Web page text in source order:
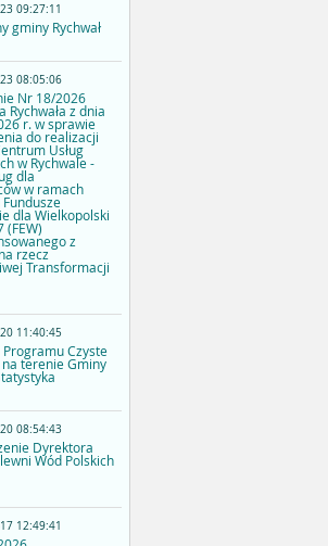
09:27:11
gminy Rychwał
08:05:06
Nr 18/2026
Rychwała z dnia
r. w sprawie
do realizacji
Usług
w Rychwale -
dla
w ramach
dla Wielkopolski
(FEW)
z
rzecz
Transformacji
11:40:45
Programu Czyste
terenie Gminy
08:54:43
Dyrektora
Wód Polskich
12:49:41